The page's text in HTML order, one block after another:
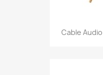
Cable